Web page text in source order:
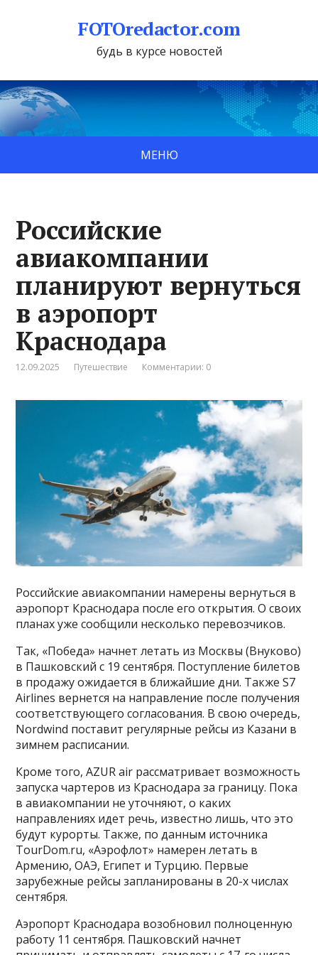
FOTOredactor.com
будь в курсе новостей
МЕНЮ
Российские
авиакомпании
планируют вернуться
в аэропорт
Краснодара
12.09.2025 Путешествие Комментарии: 0
Российские авиакомпании намерены вернуться в
аэропорт Краснодара после его открытия. О своих
планах уже сообщили несколько перевозчиков.
Так, «Победа» начнет летать из Москвы (Внуково)
в Пашковский с 19 сентября. Поступление билетов
в продажу ожидается в ближайшие дни. Также S7
Airlines вернется на направление после получения
соответствующего согласования. В свою очередь,
Nordwind поставит регулярные рейсы из Казани в
зимнем расписании.
Кроме того, AZUR air рассматривает возможность
запуска чартеров из Краснодара за границу. Пока
в авиакомпании не уточняют, о каких
направлениях идет речь, известно лишь, что это
будут курорты. Также, по данным источника
TourDom.ru, «Аэрофлот» намерен летать в
Армению, ОАЭ, Египет и Турцию. Первые
зарубежные рейсы запланированы в 20-х числах
сентября.
Аэропорт Краснодара возобновил полноценную
работу 11 сентября. Пашковский начнет